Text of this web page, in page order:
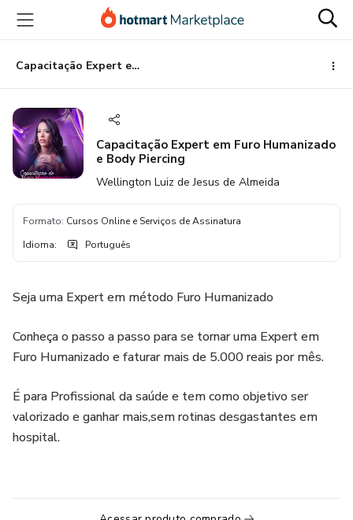
para
conteúdo
principal
para
pagamento
para
rodapé
Capacitação Expert em Furo Humanizado e Body Piercing
Capacitação Expert em Furo Humanizado
e Body Piercing
Wellington Luiz de Jesus de Almeida
Formato: Cursos Online e Serviços de Assinatura
Idioma: Português
Seja uma Expert em método Furo Humanizado
Conheça o passo a passo para se tornar uma Expert em
Furo Humanizado e faturar mais de 5.000 reais por mês.
É para Profissional da saúde e tem como objetivo ser
valorizado e ganhar mais,sem rotinas desgastantes em
hospital.